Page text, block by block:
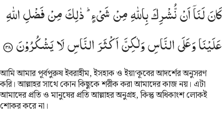
كَانَلَنَاۤاَنْنُّشْرِكَبِاللّٰهِمِنْشَیْءٍ ؕ ذٰلِكَمِنْفَضْلِاللّٰهِ
عَلَیْنَاوَعَلَیالنَّاسِوَلٰكِنَّاَكْثَرَالنَّاسِلَایَشْكُرُوْنَ
আমি আমার পূর্বপুরুষ ইবরাহীম, ইসহাক ও ইয়া‘কূবের আদর্শের অনুসরণ
করি। আল্লাহর সাথে কোন কিছুকে শরীক করা আমাদের কাজ নয়। এটা
আমাদের প্রতি ও মানুষের প্রতি আল্লাহর অনুগ্রহ, কিন্তু অধিকাংশ লোকই
শোকর করে না।